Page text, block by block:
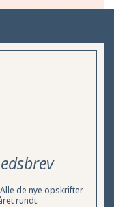
de nye opskrifter
rundt.